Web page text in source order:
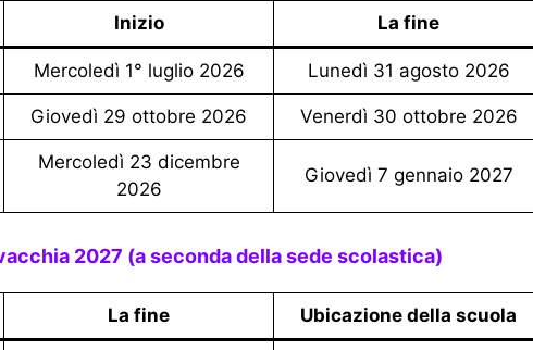
Inizio La fine
Mercoledì 1° luglio 2026 Lunedì 31 agosto 2026
Giovedì 29 ottobre 2026 Venerdì 30 ottobre 2026
Mercoledì 23 dicembre
2026
Giovedì 7 gennaio 2027
2027 (a seconda della sede scolastica)
La fine Ubicazione della scuola